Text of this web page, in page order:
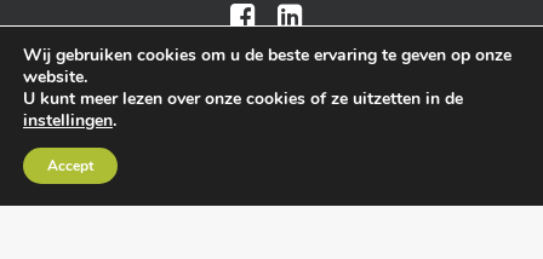
leveringsvoorwaarden
Wij gebruiken cookies om u de beste ervaring te geven op onze
website.
U kunt meer lezen over onze cookies of ze uitzetten in de
instellingen.
Accept